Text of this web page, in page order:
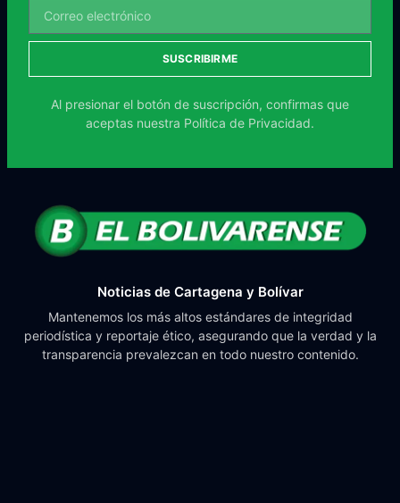
SUSCRIBIRME
Al presionar el botón de suscripción, confirmas que
aceptas nuestra Política de Privacidad.
Noticias de Cartagena y Bolívar
Mantenemos los más altos estándares de integridad
periodística y reportaje ético, asegurando que la verdad y la
transparencia prevalezcan en todo nuestro contenido.